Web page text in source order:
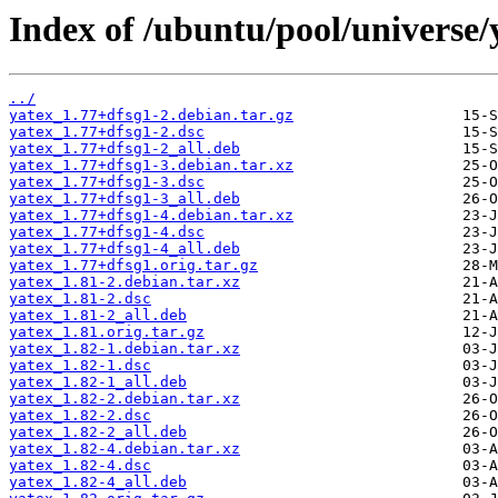
Index of /ubuntu/pool/universe/
../
yatex_1.77+dfsg1-2.debian.tar.gz
yatex_1.77+dfsg1-2.dsc
yatex_1.77+dfsg1-2_all.deb
yatex_1.77+dfsg1-3.debian.tar.xz
yatex_1.77+dfsg1-3.dsc
yatex_1.77+dfsg1-3_all.deb
yatex_1.77+dfsg1-4.debian.tar.xz
yatex_1.77+dfsg1-4.dsc
yatex_1.77+dfsg1-4_all.deb
yatex_1.77+dfsg1.orig.tar.gz
yatex_1.81-2.debian.tar.xz
yatex_1.81-2.dsc
yatex_1.81-2_all.deb
yatex_1.81.orig.tar.gz
yatex_1.82-1.debian.tar.xz
yatex_1.82-1.dsc
yatex_1.82-1_all.deb
yatex_1.82-2.debian.tar.xz
yatex_1.82-2.dsc
yatex_1.82-2_all.deb
yatex_1.82-4.debian.tar.xz
yatex_1.82-4.dsc
yatex_1.82-4_all.deb